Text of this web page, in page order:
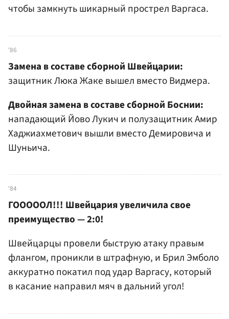
чтобы замкнуть шикарный прострел Варгаса.
'86
Замена в составе сборной Швейцарии:
защитник Люка Жаке вышел вместо Видмера.
Двойная замена в составе сборной Боснии:
нападающий Йово Лукич и полузащитник Амир
Хаджиахметович вышли вместо Демировича и
Шуньича.
'84
ГОООООЛ!!! Швейцария увеличила свое
преимущество — 2:0!
Швейцарцы провели быструю атаку правым
флангом, проникли в штрафную, и Брил Эмболо
аккуратно покатил под удар Варгасу, который
в касание направил мяч в дальний угол!